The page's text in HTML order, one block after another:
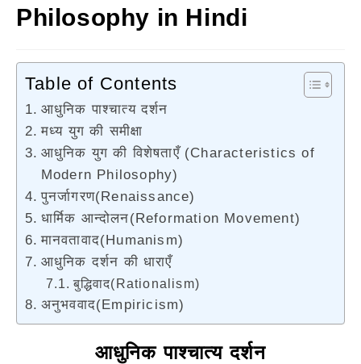
Philosophy in Hindi
Table of Contents
आधुनिक पाश्चात्य दर्शन
मध्य युग की समीक्षा
आधुनिक युग की विशेषताएँ (Characteristics of
Modern Philosophy)
पुनर्जागरण(Renaissance)
धार्मिक आन्दोलन(Reformation Movement)
मानवतावाद(Humanism)
आधुनिक दर्शन की धाराएँ
बुद्धिवाद(Rationalism)
अनुभववाद(Empiricism)
आधुनिक पाश्चात्य दर्शन